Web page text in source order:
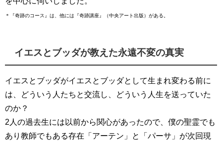
＊『奇跡のコース』は、他には『奇跡講座』（中央アート出版）がある。
イエスとブッダが教えた永遠不変の真実
イエスとブッダがイエスとブッダとして生まれ変わる前に
は、どういう人たちと交流し、どういう人生を送っていた
のか？
2人の過去生には以前から関心があったので、僕の聖霊でも
あり教師でもある存在「アーテン」と「パーサ」が次回現